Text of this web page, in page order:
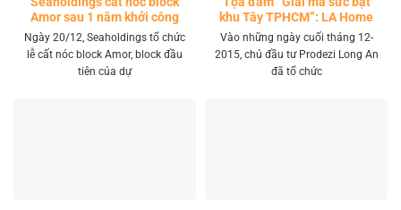
Amor sau 1 năm khởi công
Ngày 20/12, Seaholdings tổ chức
lễ cất nóc block Amor, block đầu
tiên của dự
khu Tây TPHCM”: LA Home
khai mở tọa độ đầu tư mới
Vào những ngày cuối tháng 12-
2015, chủ đầu tư Prodezi Long An
đã tổ chức